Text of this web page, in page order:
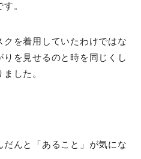
。
を着用していたわけではな
を見せるのと時を同じくし
した。
んと「あること」が気にな